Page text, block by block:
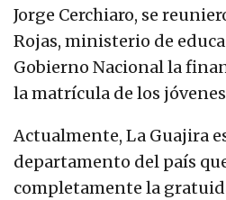
Jorge Cerchiaro, se
Rojas, ministerio de
Gobierno Nacional la
la matrícula de los
Actualmente, La Guajira
departamento del país
completamente la